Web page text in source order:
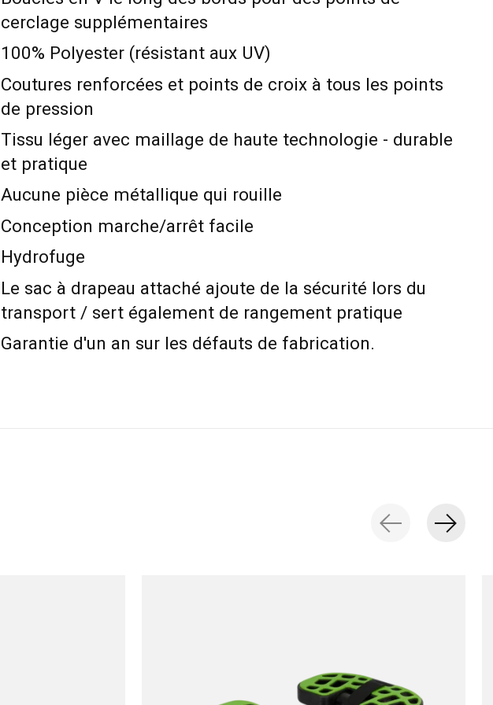
cerclage supplémentaires
100% Polyester (résistant aux UV)
Coutures renforcées et points de croix à tous les points
de pression
Tissu léger avec maillage de haute technologie - durable
et pratique
Aucune pièce métallique qui rouille
Conception marche/arrêt facile
Hydrofuge
Le sac à drapeau attaché ajoute de la sécurité lors du
transport / sert également de rangement pratique
Garantie d'un an sur les défauts de fabrication.